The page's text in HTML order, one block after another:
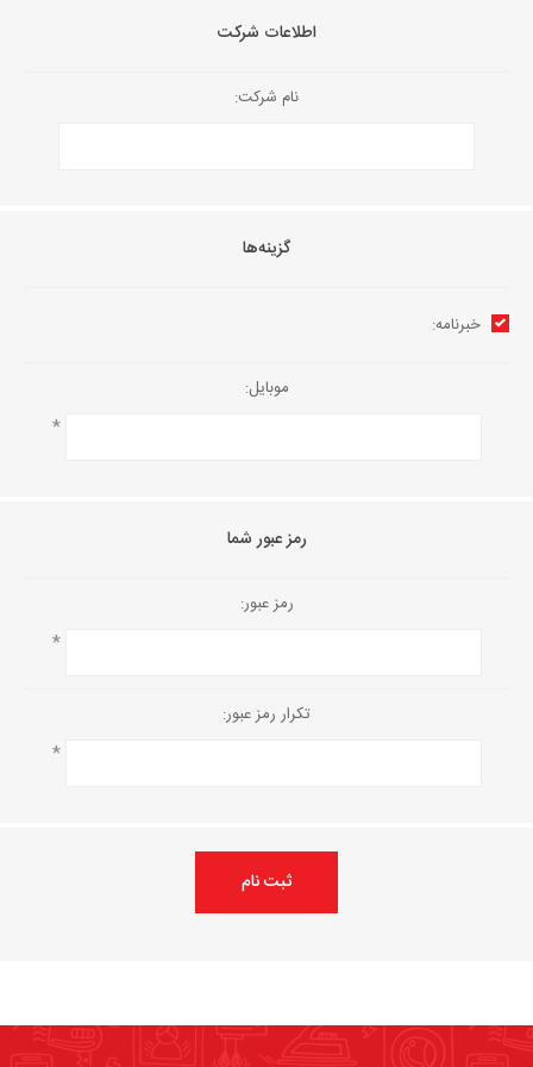
اطلاعات شرکت
نام شرکت:
گزینه‌ها
خبرنامه:
موبایل:
*
رمز عبور شما
رمز عبور:
*
تکرار رمز عبور:
*
ثبت نام